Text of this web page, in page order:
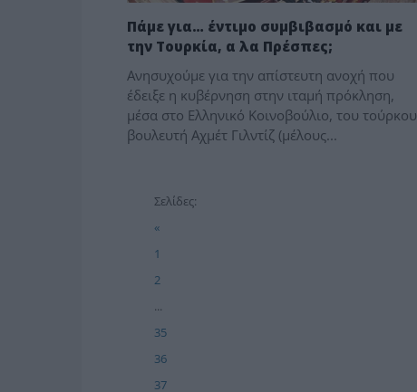
Πάμε για… έντιμο συμβιβασμό και με
την Τουρκία, α λα Πρέσπες;
Ανησυχούμε για την απίστευτη ανοχή που
έδειξε η κυβέρνηση στην ιταμή πρόκληση,
μέσα στο Ελληνικό Κοινοβούλιο, του τούρκου
βουλευτή Αχμέτ Γιλντίζ (μέλους...
Σελίδες:
«
1
2
...
35
36
37